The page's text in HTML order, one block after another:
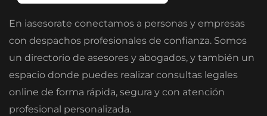
En iasesorate conectamos a personas y empresas
con despachos profesionales de confianza. Somos
un directorio de asesores y abogados, y también un
espacio donde puedes realizar consultas legales
online de forma rápida, segura y con atención
profesional personalizada.